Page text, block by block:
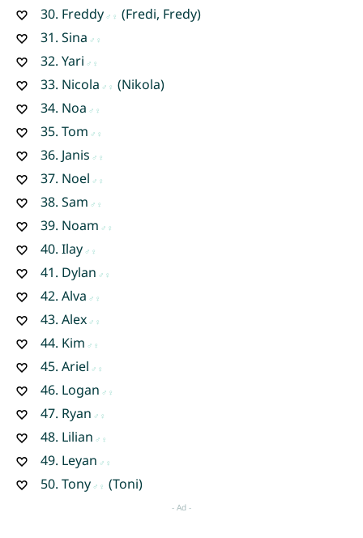
30. Freddy
(Fredi, Fredy)
31. Sina
32. Yari
33. Nicola
(Nikola)
34. Noa
35. Tom
36. Janis
37. Noel
38. Sam
39. Noam
40. Ilay
41. Dylan
42. Alva
43. Alex
44. Kim
45. Ariel
46. Logan
47. Ryan
48. Lilian
49. Leyan
50. Tony (Toni)